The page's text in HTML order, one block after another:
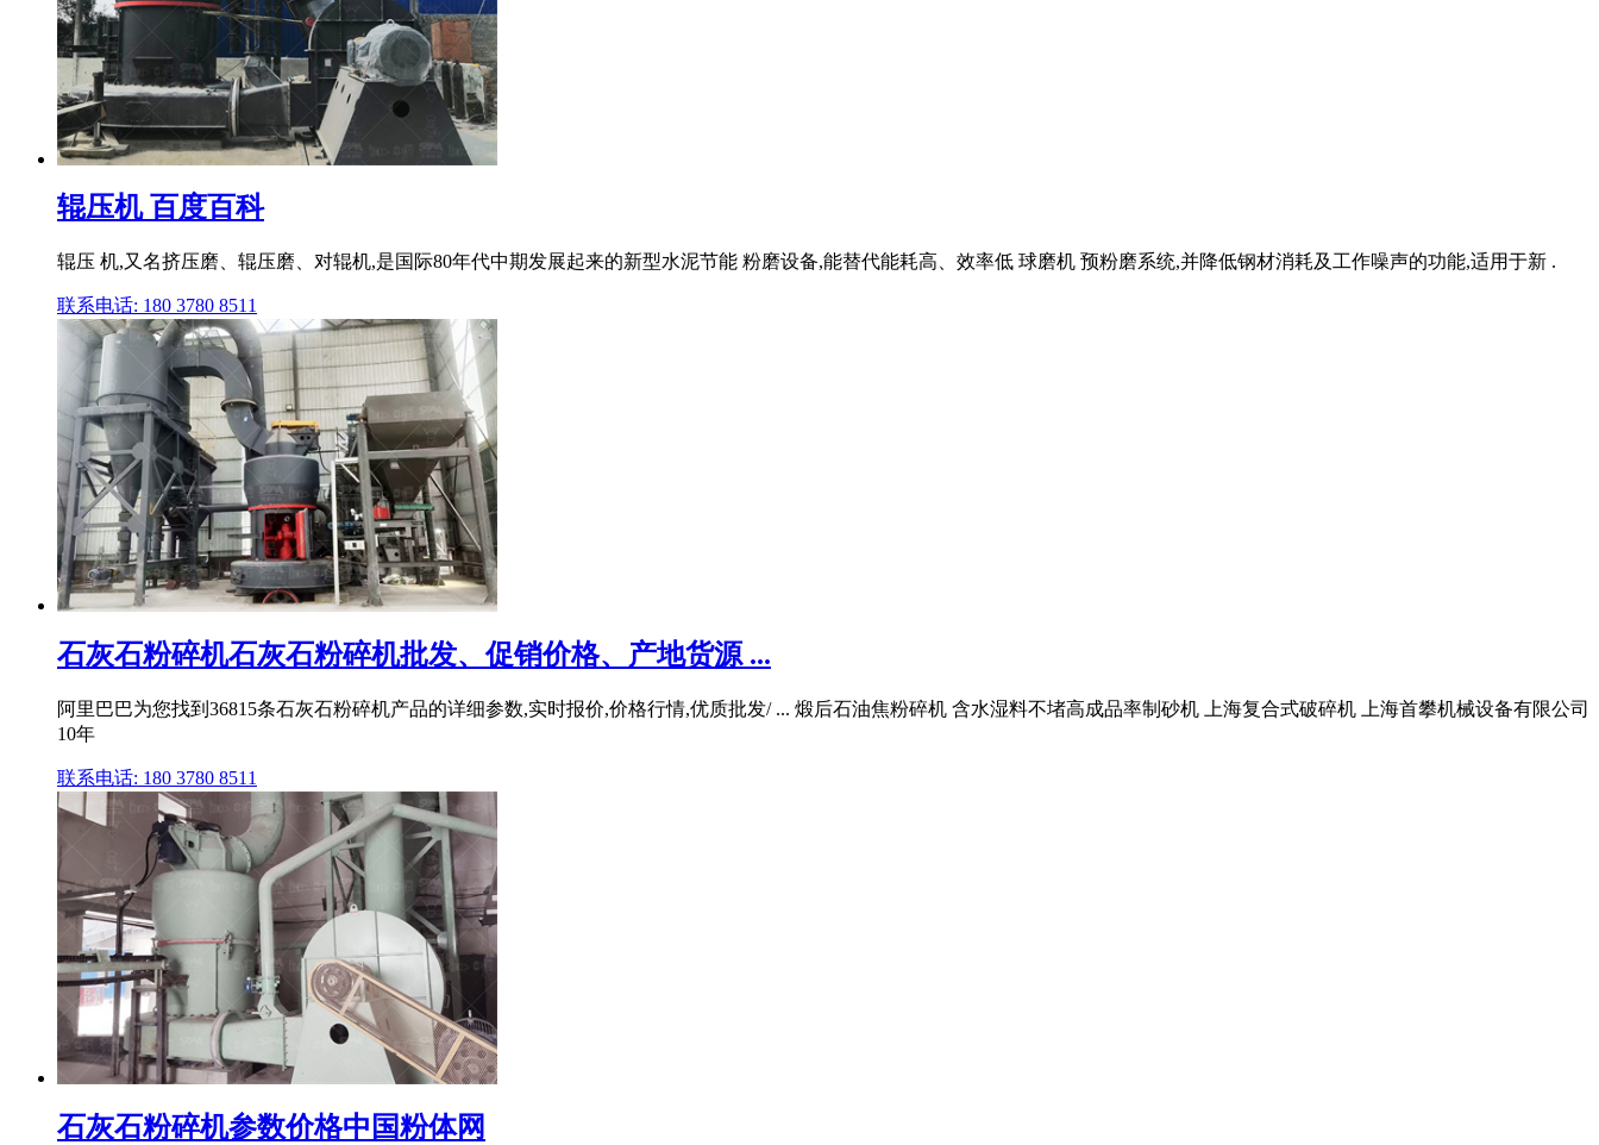
辊压机 百度百科
辊压 机,又名挤压磨、辊压磨、对辊机,是国际80年代中期发展起来的新型水泥节能 粉磨设备,能替代能耗高、效率低 球磨机 预粉磨系统,并降低钢材消耗及工作噪声的功能,适用于新 .
联系电话: 180 3780 8511
石灰石粉碎机石灰石粉碎机批发、促销价格、产地货源 ...
阿里巴巴为您找到36815条石灰石粉碎机产品的详细参数,实时报价,价格行情,优质批发/ ... 煅后石油焦粉碎机 含水湿料不堵高成品率制砂机 上海复合式破碎机 上海首攀机械设备有限公司
10年
联系电话: 180 3780 8511
石灰石粉碎机参数价格中国粉体网